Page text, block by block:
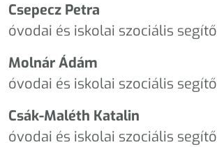
Csepecz Petra
óvodai és iskolai szociális segítő
Molnár Ádám
óvodai és iskolai szociális segítő
Csák-Maléth Katalin
óvodai és iskolai szociális segítő